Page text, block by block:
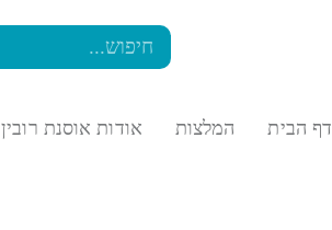
דף הבית המלצות אודות אוסנת רובין